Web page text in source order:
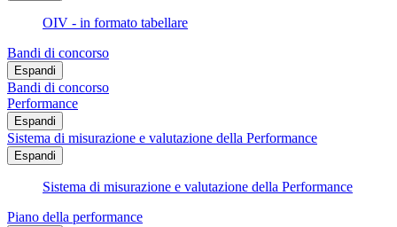
OIV - in formato tabellare
Bandi di concorso
Espandi
Bandi di concorso
Performance
Espandi
Sistema di misurazione e valutazione della Performance
Espandi
Sistema di misurazione e valutazione della Performance
Piano della performance